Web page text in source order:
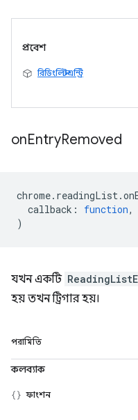
প্রবেশ
রিডিংলিস্টএন্ট্রি
onEntryRemoved
chrome. readingList .
callback : function,
)
যখন একটি
হয় তখন ট্রিগার হয়।
পরামিতি
কলব্যাক
ফাংশন